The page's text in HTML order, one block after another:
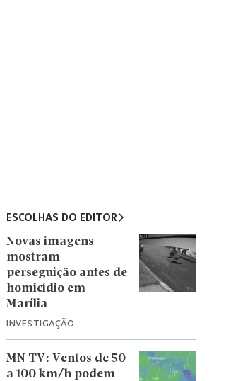
ESCOLHAS DO EDITOR
INVESTIGAÇÃO
Novas imagens
mostram
perseguição antes de
homicídio em
Marília
MN TV: Ventos de 50
a 100 km/h podem